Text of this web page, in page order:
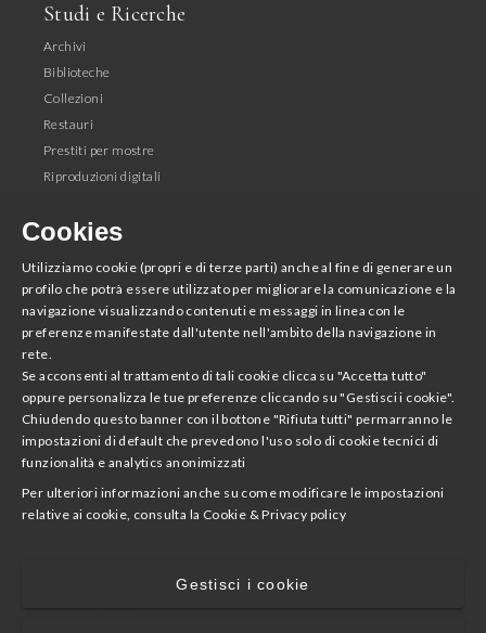
Studi e Ricerche
Archivi
Biblioteche
Collezioni
Restauri
Prestiti per mostre
Riproduzioni digitali
Seguici
Facebook
Instagram
Twitter
Scarica la App
Accademia Nazionale di San Luca
Cookies
Utilizziamo cookie (propri e di terze parti) anche al fine di generare un
profilo che potrà essere utilizzato per migliorare la comunicazione e la
navigazione visualizzando contenuti e messaggi in linea con le
preferenze manifestate dall'utente nell'ambito della navigazione in
rete.
Se acconsenti al trattamento di tali cookie clicca su "Accetta tutto"
oppure personalizza le tue preferenze cliccando su "Gestisci i cookie".
Chiudendo questo banner con il bottone "Rifiuta tutti" permarranno le
impostazioni di default che prevedono l'uso solo di cookie tecnici di
funzionalità e analytics anonimizzati
Per ulteriori informazioni anche su come modificare le impostazioni
relative ai cookie, consulta la Cookie & Privacy policy
Gestisci i cookie